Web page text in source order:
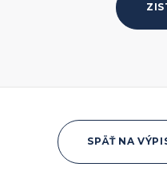
SPÄŤ NA